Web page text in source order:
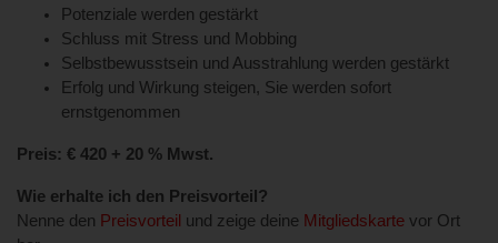
Potenziale werden gestärkt
Schluss mit Stress und Mobbing
Selbstbewusstsein und Ausstrahlung werden gestärkt
Erfolg und Wirkung steigen, Sie werden sofort
ernstgenommen
Preis: € 420 + 20 % Mwst.
Wie erhalte ich den Preisvorteil?
Nenne den Preisvorteil und zeige deine Mitgliedskarte vor Ort